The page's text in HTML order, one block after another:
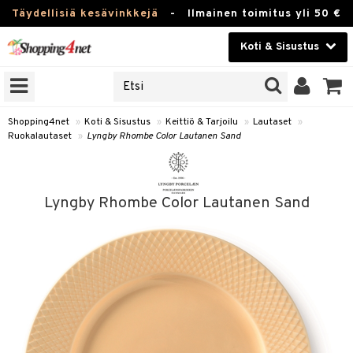
Täydellisiä kesävinkkejä - Ilmainen toimitus yli 50 €
Koti & Sisustus
Kauneudenhoito
Piilolinssit
Fitness
Koti & Sisustus
Lelut, Lapsi & Vauva
Tuotemerkkejä
Kampanjat
Shopping4net » Koti & Sisustus » Keittiö & Tarjoilu » Lautaset »
Ruokalautaset » Lyngby Rhombe Color Lautanen Sand
Lyngby Rhombe Color Lautanen Sand
Karahvit
Tee & Espresso
Mukit